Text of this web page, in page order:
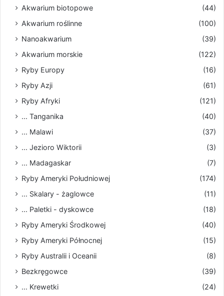
Akwarium biotopowe
(44)
Akwarium roślinne
(100)
Nanoakwarium
(39)
Akwarium morskie
(122)
Ryby Europy
(16)
Ryby Azji
(61)
Ryby Afryki
(121)
... Tanganika
(40)
... Malawi
(37)
... Jezioro Wiktorii
(3)
... Madagaskar
(7)
Ryby Ameryki Południowej
(174)
... Skalary - żaglowce
(11)
... Paletki - dyskowce
(18)
Ryby Ameryki Środkowej
(40)
Ryby Ameryki Północnej
(15)
Ryby Australii i Oceanii
(8)
Bezkręgowce
(39)
... Krewetki
(24)